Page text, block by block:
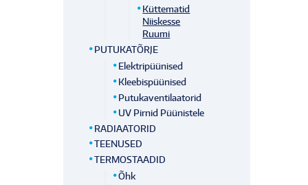
Küttematid
Niiskesse
Ruumi
PUTUKATÕRJE
Elektripüünised
Kleebispüünised
Putukaventilaatorid
UV Pirnid Püünistele
RADIAATORID
TEENUSED
TERMOSTAADID
Õhk